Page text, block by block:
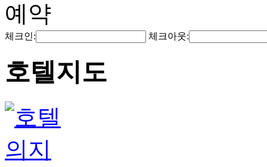
예약
체크인: 체크아웃:
호텔지도